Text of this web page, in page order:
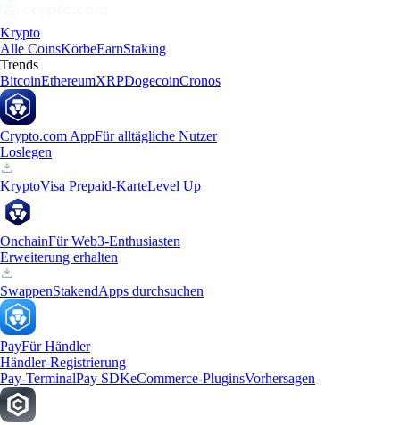
Krypto
Alle CoinsKörbeEarnStaking
Trends
BitcoinEthereumXRPDogecoinCronos
Crypto.com AppFür alltägliche Nutzer
Loslegen
KryptoVisa Prepaid-KarteLevel Up
OnchainFür Web3-Enthusiasten
Erweiterung erhalten
SwappenStakendApps durchsuchen
PayFür Händler
Händler-Registrierung
Pay-TerminalPay SDKeCommerce-PluginsVorhersagen